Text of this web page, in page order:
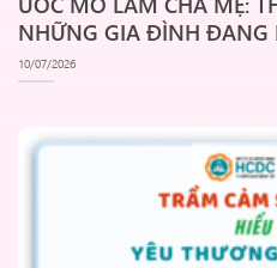
NHỮNG GIA ĐÌNH ĐANG
10/07/2026